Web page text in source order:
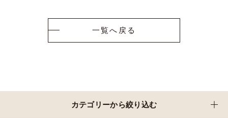
一覧へ戻る
カテゴリーから絞り込む